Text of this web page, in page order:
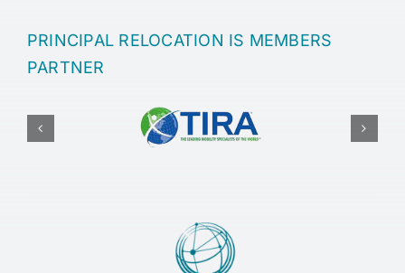
PRINCIPAL RELOCATION IS MEMBERS
PARTNER